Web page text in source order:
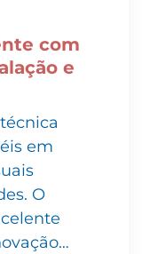
com
e
em
O